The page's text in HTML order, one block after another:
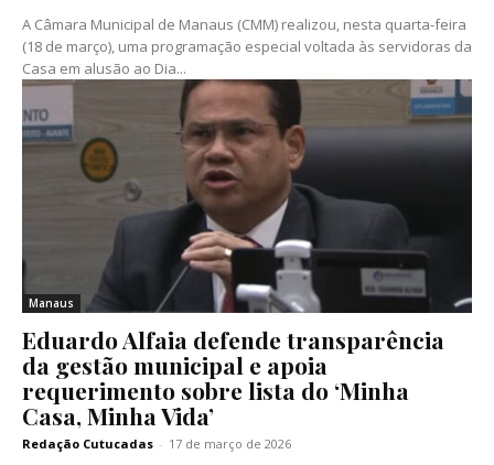
A Câmara Municipal de Manaus (CMM) realizou, nesta quarta-feira
(18 de março), uma programação especial voltada às servidoras da
Casa em alusão ao Dia...
Manaus
Eduardo Alfaia defende transparência
da gestão municipal e apoia
requerimento sobre lista do ‘Minha
Casa, Minha Vida’
Redação Cutucadas - 17 de março de 2026